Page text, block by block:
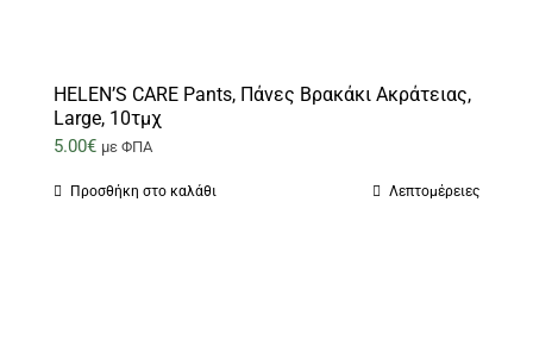
HELEN’S CARE Pants, Πάνες Βρακάκι Ακράτειας,
Large, 10τμχ
5.00€ με ΦΠΑ
Προσθήκη στο καλάθι Λεπτομέρειες